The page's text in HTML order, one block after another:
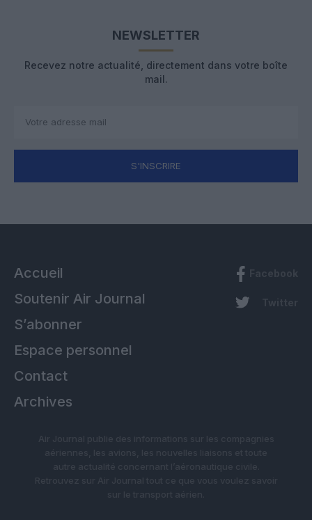
NEWSLETTER
Recevez notre actualité, directement dans votre boîte
mail.
S'INSCRIRE
Accueil
Soutenir Air Journal
S’abonner
Espace personnel
Contact
Archives